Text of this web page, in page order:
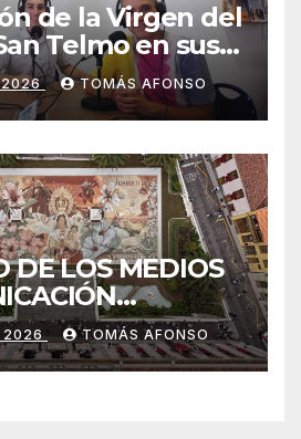
de la Virgen del
Telmo en sus
2026 TOMÁS AFONSO
DE LOS MEDIOS
EN LAS
DE LA OCTAVA
CHRISTI 2026
2026 TOMÁS AFONSO